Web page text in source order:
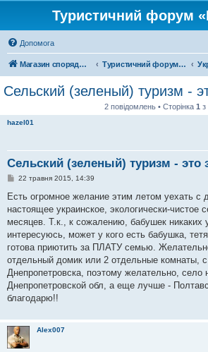
Туристичний форум
Допомога
Магазин спорядження Туристичний форум «Рюкзак»
Сельский (зеленый) туризм -
2 повідомлень • Сторінка 1 з
hazel01
Сельский (зеленый) туризм - это
П
в
д
о
л
е
н
я
22 травня 2015, 14:39
Есть огромное желание этим летом уехать с
настоящее украинское, экологически-чистое
месяцев. Т.к., к сожалению, бабушек никаких
интересуюсь, может у кого есть бабушка,
готова приютить за ПЛАТУ семью.
отдельный домик или 2 отдельные комнаты,
Днепропетровска, поэтому желательно, село
Днепропетровской обл, а еще лучше -
благодарю!!
Alex007